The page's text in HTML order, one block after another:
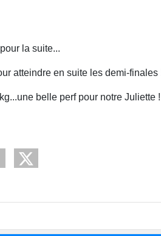
la suite...
atteindre en suite les demi-finales
belle perf pour notre Juliette !